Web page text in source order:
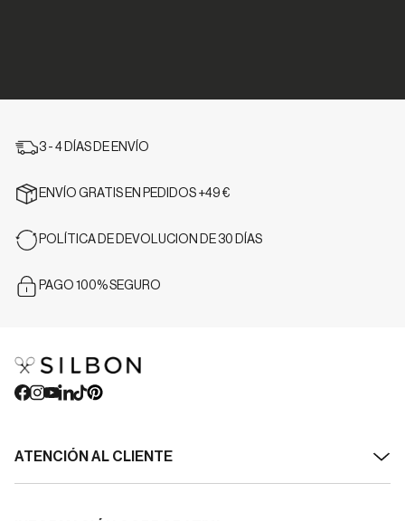
3 - 4 DÍAS DE ENVÍO
ENVÍO GRATIS EN PEDIDOS +49 €
POLÍTICA DE DEVOLUCION DE 30 DÍAS
PAGO 100% SEGURO
ATENCIÓN AL CLIENTE